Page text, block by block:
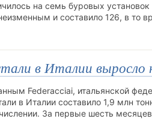
на семь буровых
и составило 126, в то
в Италии выросло
Federacciai, итальянской
в Италии составило 1,9 млн
За первые шесть